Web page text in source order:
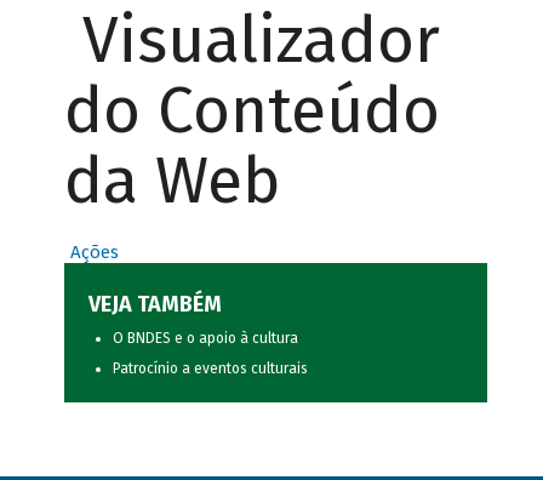
Visualizador
do Conteúdo
da Web
Ações
VEJA TAMBÉM
O BNDES e o apoio à cultura
Patrocínio a eventos culturais